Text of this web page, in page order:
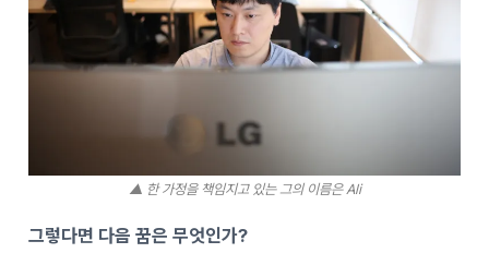
▲ 한 가정을 책임지고 있는 그의 이름은 Ali
그렇다면 다음 꿈은 무엇인가?